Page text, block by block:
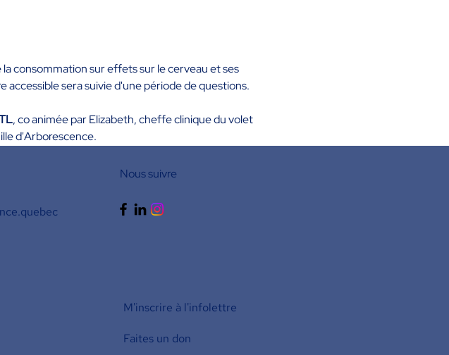
consommation sur effets sur le cerveau et ses
sera suivie d'une période de questions.
, co animée par Elizabeth, cheffe clinique du volet
d'Arborescence.
Nous suivre
M'inscrire à l'infolettre
Faites un don